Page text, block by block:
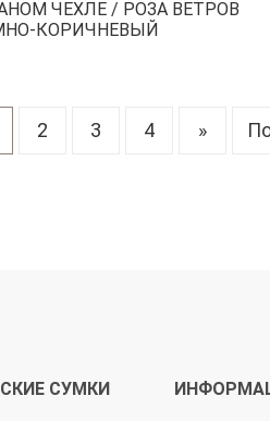
ЧЕХЛЕ / РОЗА ВЕТРОВ
КОРИЧНЕВЫЙ
2 3 4 »
СУМКИ